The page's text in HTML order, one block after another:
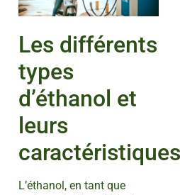
Les différents
types
d’éthanol et
leurs
caractéristiques
L’éthanol, en tant que